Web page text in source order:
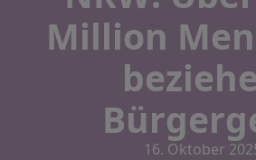
Million
16. Oktober